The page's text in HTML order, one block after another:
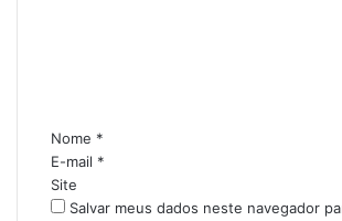
i
o
*
Nome *
E-mail *
Site
Salvar meus dados neste navegador